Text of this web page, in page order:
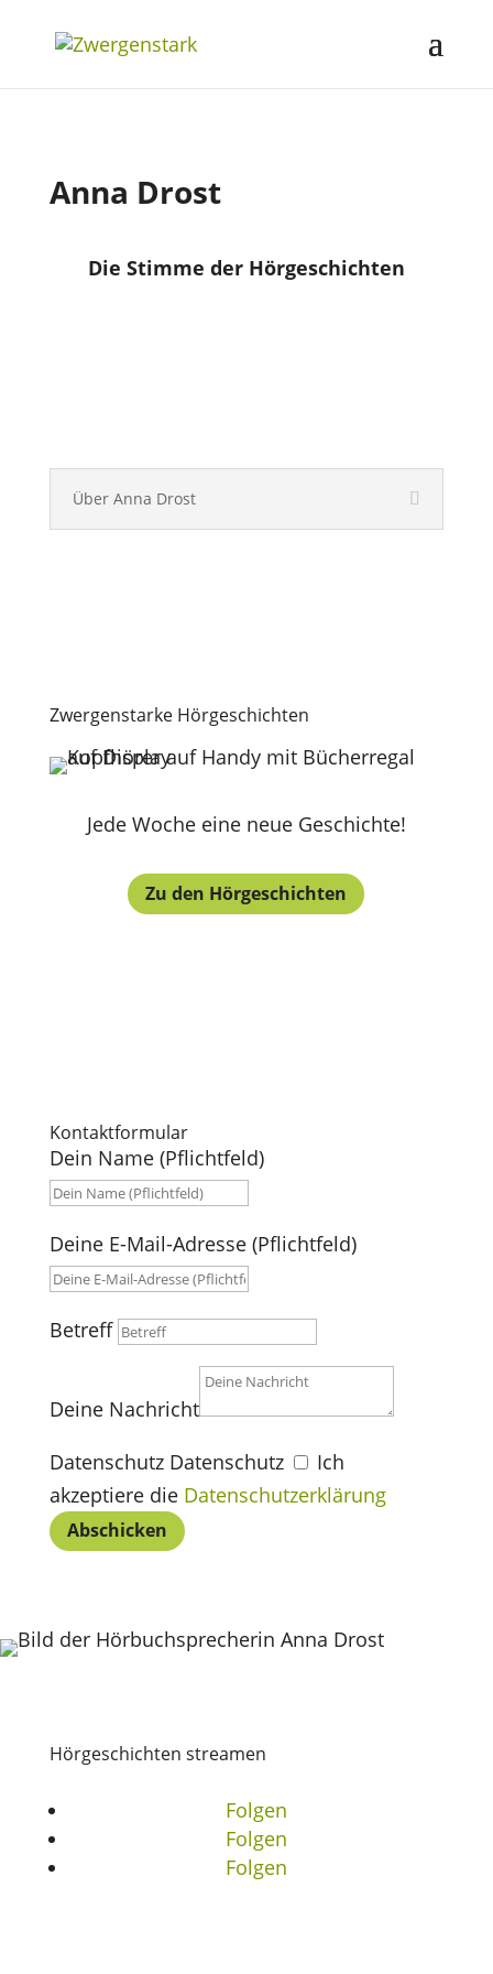
Anna Drost
Die Stimme der Hörgeschichten
Über Anna Drost
Zwergenstarke Hörgeschichten
Jede Woche eine neue Geschichte!
Zu den Hörgeschichten
Kontaktformular
Dein Name (Pflichtfeld)
Deine E-Mail-Adresse (Pflichtfeld)
Betreff
Deine Nachricht
Datenschutz Datenschutz
Ich
akzeptiere die Datenschutzerklärung
Abschicken
Hörgeschichten streamen
Folgen
Folgen
Folgen